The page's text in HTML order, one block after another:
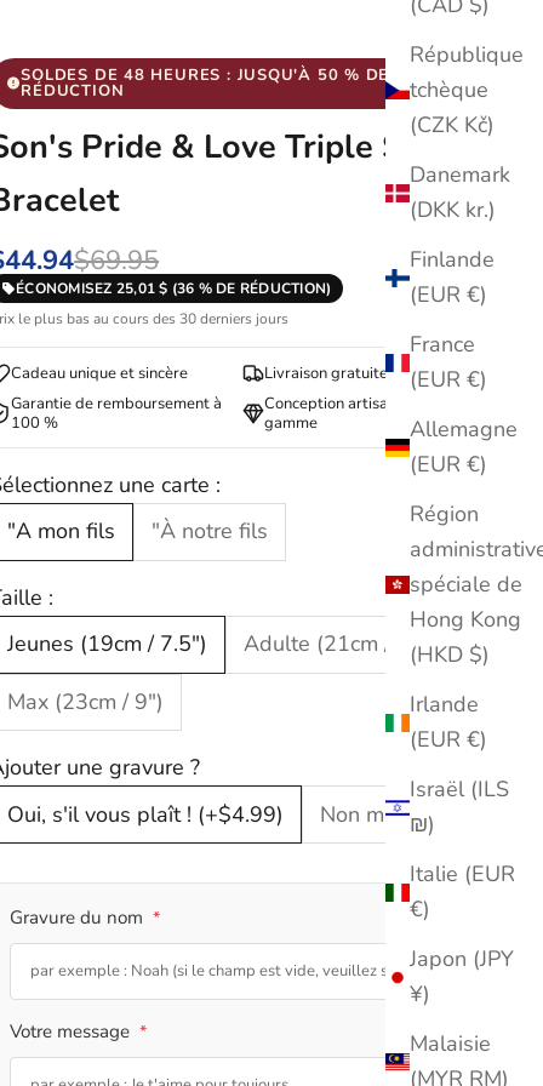
République
tchèque
(CZK Kč)
Danemark
(DKK kr.)
Finlande
(EUR €)
France
(EUR €)
Allemagne
(EUR €)
Région
spéciale de
Hong Kong
(HKD $)
Irlande
(EUR €)
Israël (ILS
₪)
Italie (EUR
€)
Japon (JPY
¥)
Malaisie
(MYR RM)
SOLDES DE 48 HEURES : JUSQU'À 50 % DE
RÉDUCTION
Pride & Love Triple Stack
$69.95
ÉCONOMISEZ 25,01 $ (36 % DE RÉDUCTION)
le plus bas au cours des 30 derniers jours
Cadeau unique et sincère
Livraison gratuite
Garantie de remboursement à
100 %
Conception artisanale haut de
gamme
une carte :
"A mon fils
"À notre fils
:
Jeunes (19cm / 7.5")
Adulte (21cm / 8.3")
Max (23cm / 9")
une gravure ?
Oui, s'il vous plaît ! (+$4.99)
Non merci !
Gravure du nom *
0/20
Votre message *